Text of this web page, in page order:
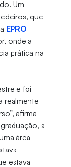
Um
que
EPRO
onde a
prática na
e foi
realmente
afirma
a
área
estava